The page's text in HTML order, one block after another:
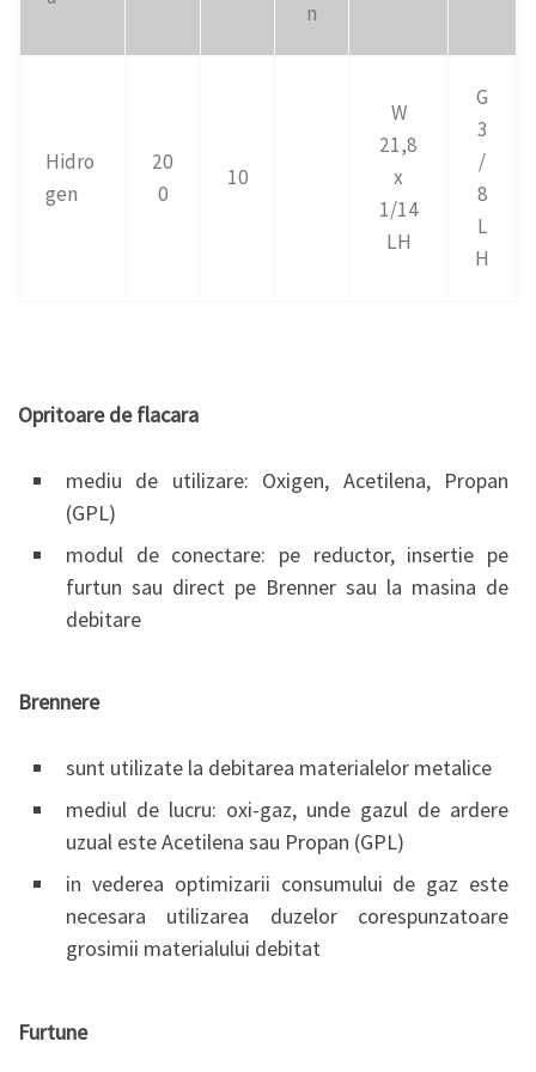
n
Hidro
gen
20
0
10
W
21,8
x
1/14
LH
G
3
/
8
L
H
Opritoare de flacara
mediu de utilizare: Oxigen, Acetilena, Propan
(GPL)
modul de conectare: pe reductor, insertie pe
furtun sau direct pe Brenner sau la masina de
debitare
Brennere
sunt utilizate la debitarea materialelor metalice
mediul de lucru: oxi-gaz, unde gazul de ardere
uzual este Acetilena sau Propan (GPL)
in vederea optimizarii consumului de gaz este
necesara utilizarea duzelor corespunzatoare
grosimii materialului debitat
Furtune